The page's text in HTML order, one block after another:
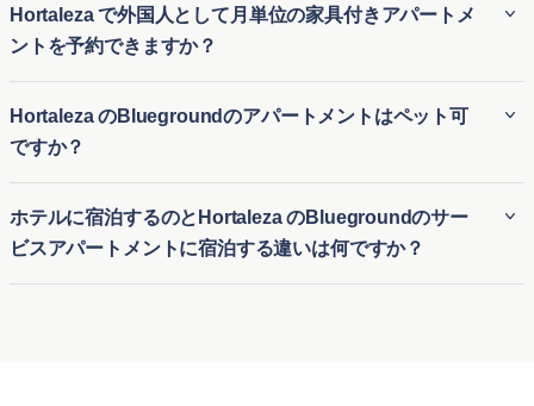
低30 泊の滞在が必要です。そのため、Hortaleza の長期家具
付き賃貸にも、短期滞在用の一時的な住居にも最適です。引
っ越しや長期滞在の訪問など、さまざまな滞在期間に対応す
る柔軟性があります。
Hortaleza で外国人として月単位の家具付きアパートメ
ントを予約できますか？
ート賃貸を簡単に予約できます。ビジネスやレジャーのため
にHortaleza の仮住まいを探している方に、柔軟で便利な一
時的な住居を提供します。初めての街でも、長期の契約なし
で快適な家具付き住宅に簡単に入居できます。
Hortaleza のBluegroundのアパートメントはペット可
ですか？
で、愛犬や愛猫と一緒に快適な生活を送ることができます。
Hortaleza のペット可アパートは、ペットに適した公園や設
備の近くに位置する物件が多く、ペットオーナーが安心して
ホテルに宿泊するのとHortaleza のBluegroundのサー
ビスアパートメントに宿泊する違いは何ですか？